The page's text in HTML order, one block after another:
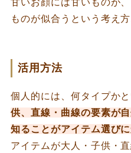
甘いお顔には甘いものが
ものが似合うという考え方
活用方法
個人的には、何タイプか
供、直線・曲線の要素が
知ることがアイテム選び
アイテムが大人・子供・